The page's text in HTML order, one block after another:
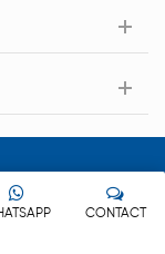
Tous Les Droits
CONTACT